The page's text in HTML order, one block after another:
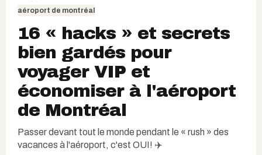
aéroport de montréal
16 « hacks » et secrets
bien gardés pour
voyager VIP et
économiser à l'aéroport
de Montréal
Passer devant tout le monde pendant le « rush » des
vacances à l'aéroport, c'est OUI! ✈️